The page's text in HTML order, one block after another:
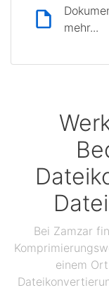
mehr...
Bei Zamzar
einem